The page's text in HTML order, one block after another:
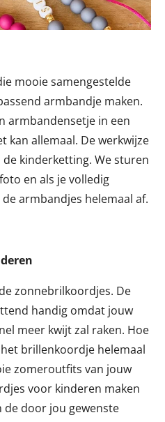
mooie samengestelde
armbandje maken.
armbandensetje in een
kan allemaal. De werkwijze
kinderketting. We sturen
en als je volledig
armbandjes helemaal af.
zonnebrilkoordjes. De
handig omdat jouw
meer kwijt zal raken. Hoe
brillenkoordje helemaal
zomeroutfits van jouw
voor kinderen maken
de door jou gewenste